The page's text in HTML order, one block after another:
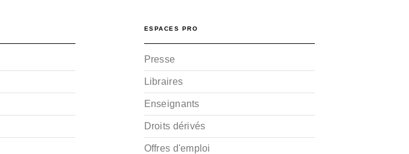
ESPACES PRO
Presse
Libraires
Enseignants
Droits dérivés
Offres d'emploi